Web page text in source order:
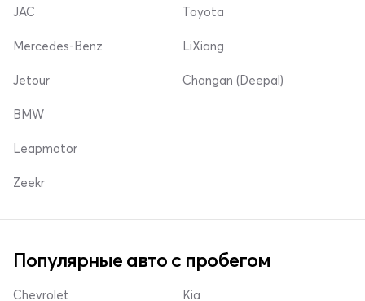
JAC
Mercedes-Benz
Jetour
Toyota
LiXiang
Changan (Deepal)
BMW
Leapmotor
Zeekr
Популярные авто с пробегом
Chevrolet Kia